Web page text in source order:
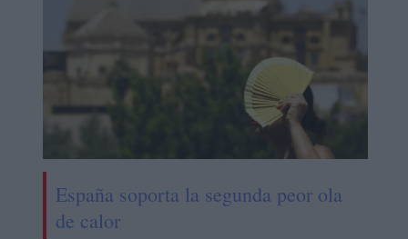
España soporta la segunda peor ola
de calor